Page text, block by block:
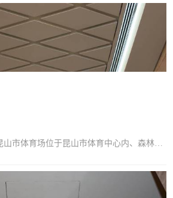
际先进水平的设计施工企业，如辽宁远大已
体施工过程中变曲率半径异形仍然存在许多
以笔者参与施工的苏州大学附属儿童医院园
例进行案例分析
市体育场位于昆山市体育中心内、森林公
工程监理有限公司负责监理，上海现代建筑
外立面深化设计由苏州华丽美登装饰装璜有